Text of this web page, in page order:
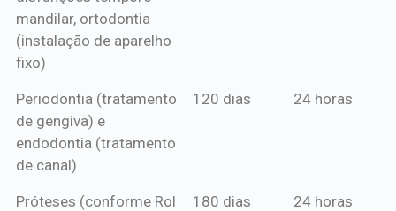
mandilar, ortodontia
(instalação de aparelho
fixo)
Periodontia (tratamento
de gengiva) e
endodontia (tratamento
de canal)
120 dias 24 horas
Próteses (conforme Rol
180 dias 24 horas